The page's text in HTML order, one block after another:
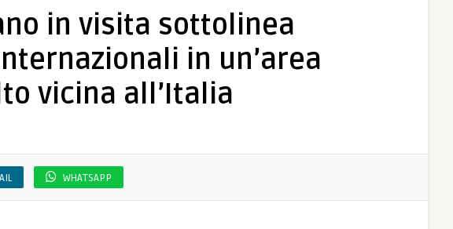
in visita sottolinea
in un’area
vicina all’Italia
WHATSAPP